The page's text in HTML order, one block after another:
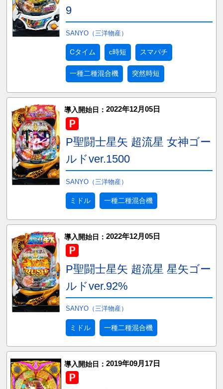
9
SANYO（三洋物産）
Cタイム c時短 スマパチ
一種二種混合機 突然時短
導入開始日： 2022年12月05日
P聖闘士星矢 超流星 女神ゴー
ルドver.1500
SANYO（三洋物産）
ミドル 一種二種混合機
導入開始日： 2022年12月05日
P聖闘士星矢 超流星 星矢ゴー
ルドver.92%
SANYO（三洋物産）
ミドル 一種二種混合機
導入開始日： 2019年09月17日